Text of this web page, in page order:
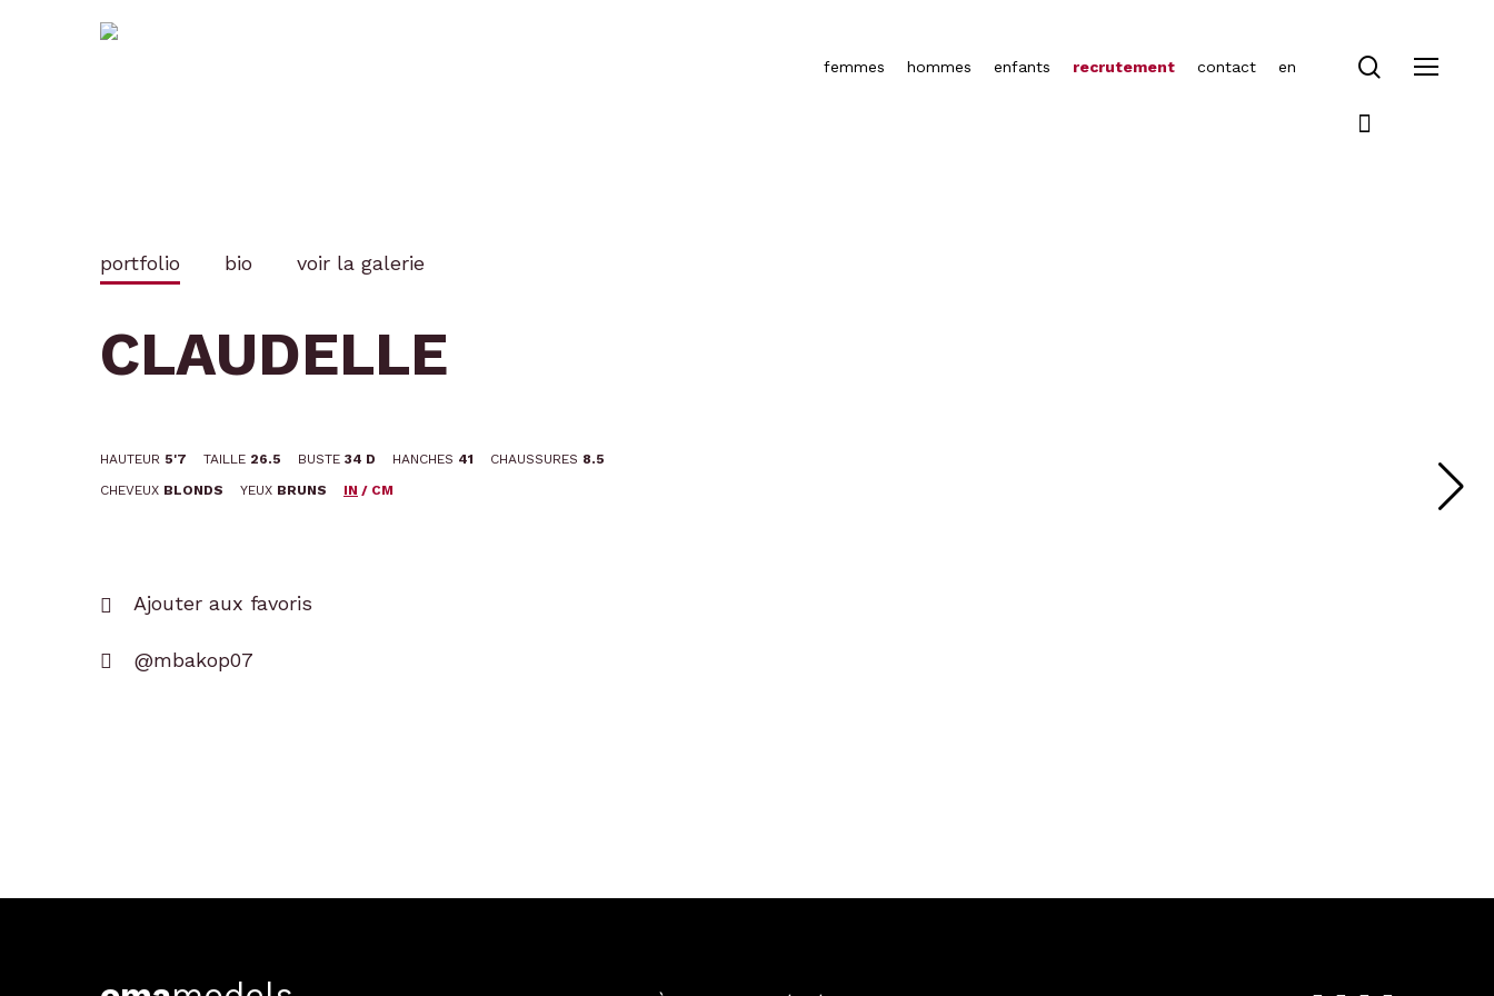
Appuyez sur entrer pour rechercher ou Échap pour fermer
femmes hommes enfants recrutement contact en
portfolio bio voir la galerie
CLAUDELLE
HAUTEUR 5'7 TAILLE 26.5 BUSTE 34 D HANCHES 41 CHAUSSURES 8.5
CHEVEUX BLONDS YEUX BRUNS IN / CM
Ajouter aux favoris
@mbakop07